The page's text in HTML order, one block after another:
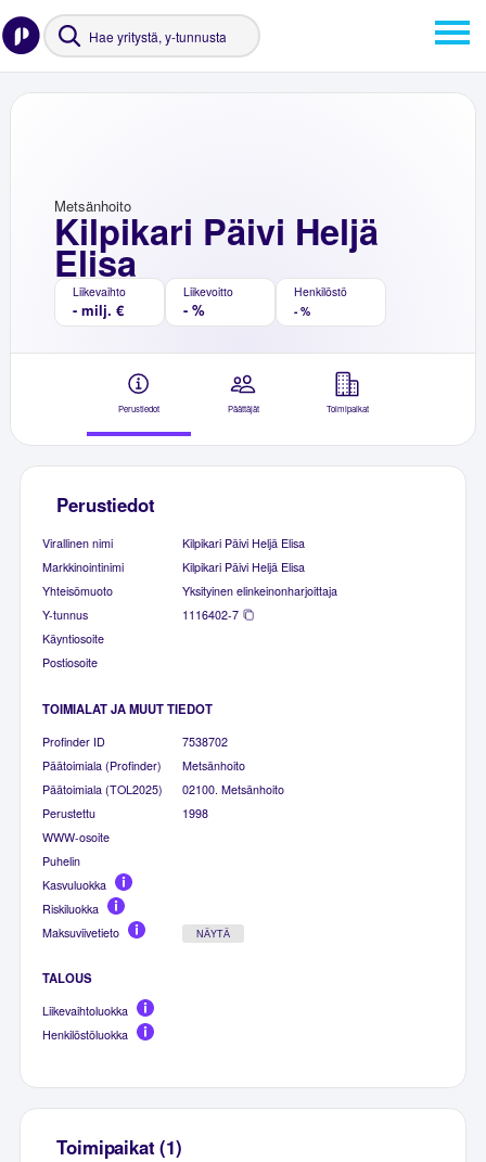
Kilpikari Päivi Heljä
Elisa
Metsänhoito
Liikevaihto
- milj. €
Liikevoitto
- %
Henkilöstö
- %
Perustiedot Päättäjät Toimipaikat
Perustiedot
Virallinen nimi
Kilpikari Päivi Heljä Elisa
Markkinointinimi
Kilpikari Päivi Heljä Elisa
Yhteisömuoto
Yksityinen elinkeinonharjoittaja
Y-tunnus
1116402-7
Käyntiosoite
Postiosoite
TOIMIALAT JA MUUT TIEDOT
Profinder ID
7538702
Päätoimiala (Profinder)
Metsänhoito
Päätoimiala (TOL2025)
02100. Metsänhoito
Perustettu
1998
WWW-osoite
Puhelin
Kasvuluokka
Riskiluokka
Maksuviivetieto
NÄYTÄ
TALOUS
Liikevaihtoluokka
Henkilöstöluokka
Toimipaikat (1)